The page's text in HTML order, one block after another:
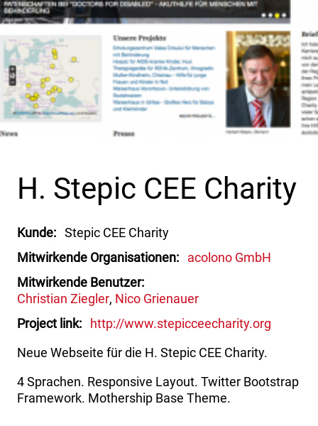
H. Stepic CEE Charity
Kunde
Stepic CEE Charity
Mitwirkende Organisationen
acolono GmbH
Mitwirkende Benutzer
Christian Ziegler Nico Grienauer
Project link
http://www.stepicceecharity.org
Neue Webseite für die H. Stepic CEE Charity.
4 Sprachen. Responsive Layout. Twitter Bootstrap
Framework. Mothership Base Theme.